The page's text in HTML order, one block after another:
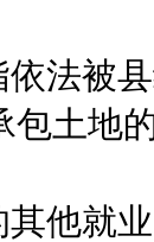
被县
包土地
他就业